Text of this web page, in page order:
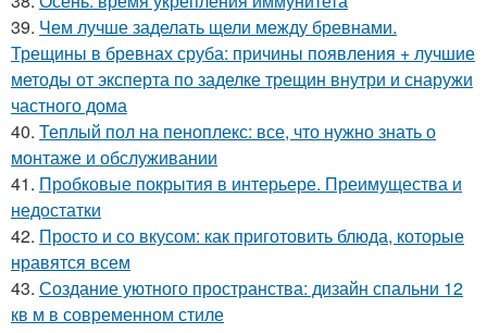
39. Чем лучше заделать щели между бревнами.
Трещины в бревнах сруба: причины появления + лучшие
методы от эксперта по заделке трещин внутри и снаружи
частного дома
40. Теплый пол на пеноплекс: все, что нужно знать о
монтаже и обслуживании
41. Пробковые покрытия в интерьере. Преимущества и
недостатки
42. Просто и со вкусом: как приготовить блюда, которые
нравятся всем
43. Создание уютного пространства: дизайн спальни 12
кв м в современном стиле